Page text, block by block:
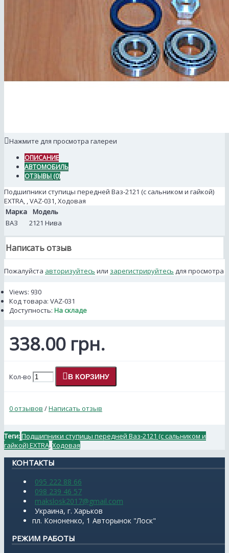
Нажмите для просмотра галереи
ОПИСАНИЕ
АВТОМОБИЛЬ
ОТЗЫВЫ (0)
Подшипники ступицы передней Ваз-2121 (с сальником и гайкой)
EXTRA, , VAZ-031, Ходовая
Марка
Модель
ВАЗ
2121 Нива
Написать отзыв
Пожалуйста авторизуйтесь или зарегистрируйтесь для просмотра
Views: 930
Код товара: VAZ-031
Доступность: На складе
338.00 грн.
Кол-во В КОРЗИНУ
0 отзывов /Написать отзыв
Теги:Подшипники ступицы передней Ваз-2121 (с сальником и
гайкой) EXTRA Ходовая
КОНТАКТЫ
095 222 88 66
098 239 46 57
makslosk2017@gmail.com
Украина, г. Харьков
пл. Кононенко, 1 Авторынок "Лоск"
РЕЖИМ РАБОТЫ